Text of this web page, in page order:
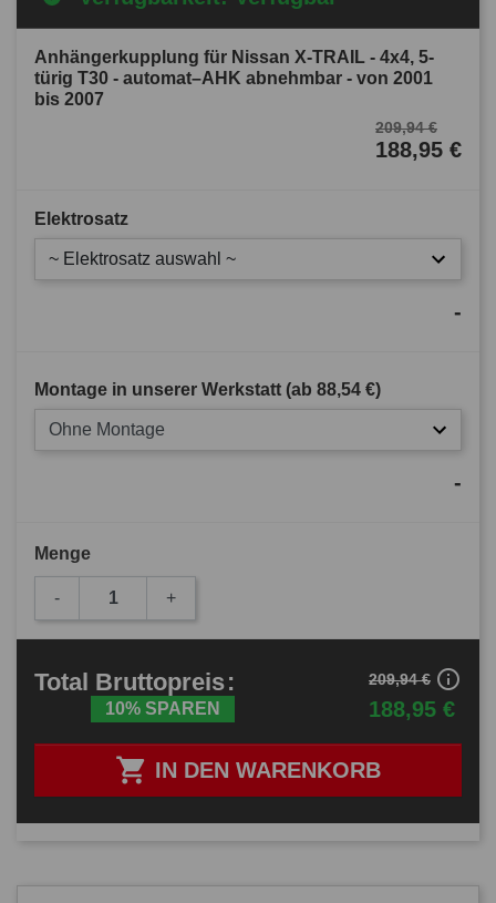
Anhängerkupplung für Nissan X-TRAIL - 4x4, 5-
türig T30 - automat–AHK abnehmbar - von 2001
bis 2007
209,94 €
188,95 €
Elektrosatz
~ Elektrosatz auswahl ~
-
Montage in unserer Werkstatt (ab 88,54 €)
Ohne Montage
-
Menge
- +
 IN DEN WARENKORB
Total Bruttopreis:
10% SPAREN 188,95 €
209,94 € info_outline